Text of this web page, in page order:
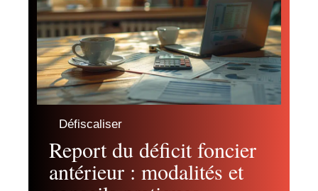
Défiscaliser
Report du déficit foncier
antérieur : modalités et